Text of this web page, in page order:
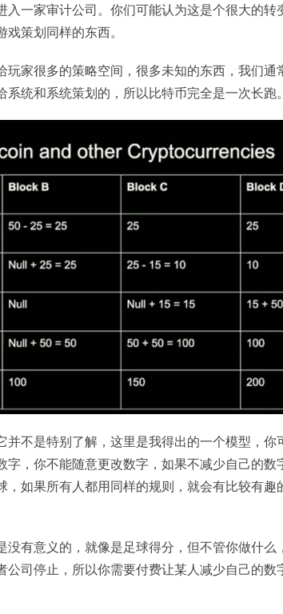
入一家审计公司。你们可能认为这是个很大的转
策划同样的东西。
玩家很多的策略空间，很多未知的东西，我们通
统和系统策划的，所以比特币完全是一次长跑。
并不是特别了解，这里是我得出的一个模型，你
字，你不能随意更改数字，如果不减少自己的数
，如果所有人都用同样的规则，就会有比较有趣
没有意义的，就像是足球得分，但不管你做什么
公司停止，所以你需要付费让某人减少自己的数